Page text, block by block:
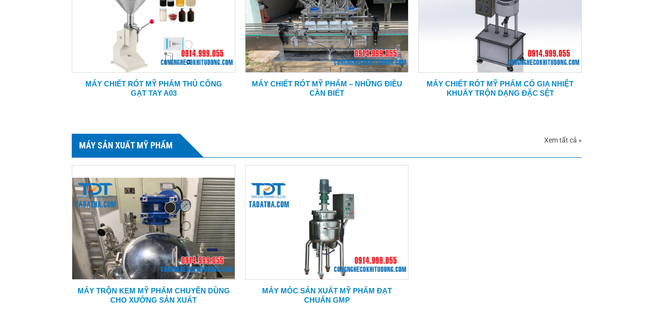
MÁY CHIẾT RÓT MỸ PHẨM THỦ CÔNG
GẠT TAY A03
MÁY CHIẾT RÓT MỸ PHẨM – NHỮNG ĐIỀU
CẦN BIẾT
MÁY CHIẾT RÓT MỸ PHẨM CÓ GIA NHIỆT
KHUẤY TRỘN DẠNG ĐẶC SỆT
MÁY SẢN XUẤT MỸ PHẨM Xem tất cả »
MÁY TRỘN KEM MỸ PHẨM CHUYÊN DÙNG
CHO XƯỞNG SẢN XUẤT
MÁY MÓC SẢN XUẤT MỸ PHẨM ĐẠT
CHUẨN GMP